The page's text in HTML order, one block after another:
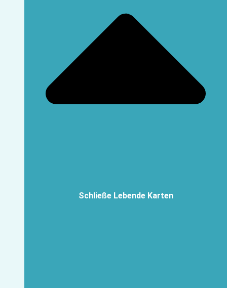
Schließe Lebende Karten